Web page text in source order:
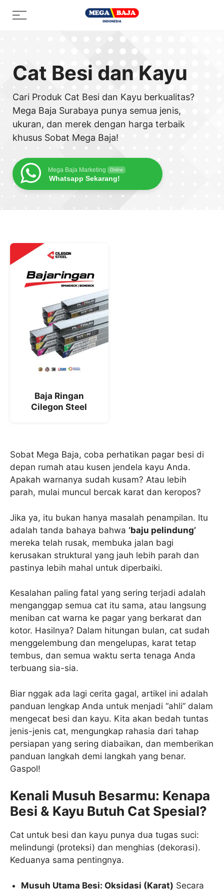
Menu
Cat Besi dan Kayu
Cari Produk Cat Besi dan Kayu berkualitas?
Mega Baja Surabaya punya semua jenis,
ukuran, dan merek dengan harga terbaik
khusus Sobat Mega Baja!
Mega Baja Marketing Online
Whatsapp Sekarang!
Baja Ringan
Cilegon Steel
Sobat Mega Baja, coba perhatikan pagar besi di
depan rumah atau kusen jendela kayu Anda.
Apakah warnanya sudah kusam? Atau lebih
parah, mulai muncul bercak karat dan keropos?
Jika ya, itu bukan hanya masalah penampilan. Itu
adalah tanda bahaya bahwa ‘baju pelindung’
mereka telah rusak, membuka jalan bagi
kerusakan struktural yang jauh lebih parah dan
pastinya lebih mahal untuk diperbaiki.
Kesalahan paling fatal yang sering terjadi adalah
menganggap semua cat itu sama, atau langsung
meniban cat warna ke pagar yang berkarat dan
kotor. Hasilnya? Dalam hitungan bulan, cat sudah
menggelembung dan mengelupas, karat tetap
tembus, dan semua waktu serta tenaga Anda
terbuang sia-sia.
Biar nggak ada lagi cerita gagal, artikel ini adalah
panduan lengkap Anda untuk menjadi “ahli” dalam
mengecat besi dan kayu. Kita akan bedah tuntas
jenis-jenis cat, mengungkap rahasia dari tahap
persiapan yang sering diabaikan, dan memberikan
panduan langkah demi langkah yang benar.
Gaspol!
Kenali Musuh Besarmu: Kenapa
Besi & Kayu Butuh Cat Spesial?
Cat untuk besi dan kayu punya dua tugas suci:
melindungi (proteksi) dan menghias (dekorasi).
Keduanya sama pentingnya.
Musuh Utama Besi: Oksidasi (Karat) Secara